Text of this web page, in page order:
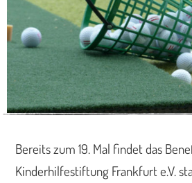
Bereits zum 19. Mal findet das
Kinderhilfestiftung Frankfurt e.V.